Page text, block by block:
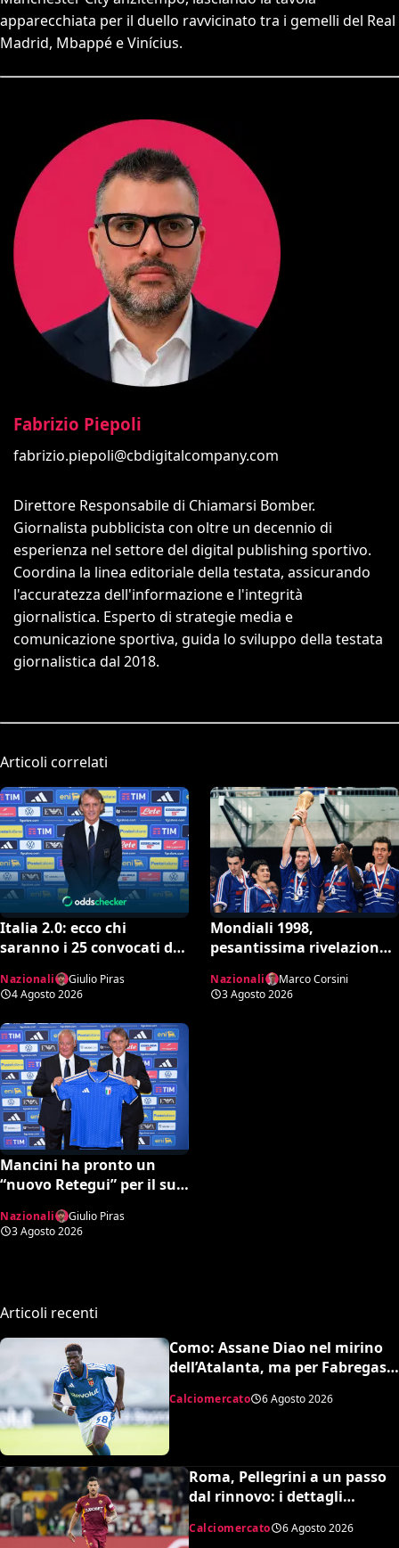
apparecchiata per il duello ravvicinato tra i gemelli del Real
Madrid, Mbappé e Vinícius.
Fabrizio Piepoli
fabrizio.piepoli@cbdigitalcompany.com
Direttore Responsabile di Chiamarsi Bomber.
Giornalista pubblicista con oltre un decennio di
esperienza nel settore del digital publishing sportivo.
Coordina la linea editoriale della testata, assicurando
l'accuratezza dell'informazione e l'integrità
giornalistica. Esperto di strategie media e
comunicazione sportiva, guida lo sviluppo della testata
giornalistica dal 2018.
Articoli correlati
Italia 2.0: ecco chi
saranno i 25 convocati di
conferme e sorprese
Nazionali
Giulio Piras
4 Agosto 2026
Mondiali 1998,
pesantissima rivelazione:
antidoping nei confronti
della Francia”
Nazionali
Marco Corsini
3 Agosto 2026
Mancini ha pronto un
“nuovo Retegui” per il suo
è Modica
Nazionali
Giulio Piras
3 Agosto 2026
Articoli recenti
Como: Assane Diao nel mirino
dell’Atalanta, ma per Fabregas
Calciomercato 6 Agosto 2026
Roma, Pellegrini a un passo
dal rinnovo: i dettagli
Calciomercato 6 Agosto 2026